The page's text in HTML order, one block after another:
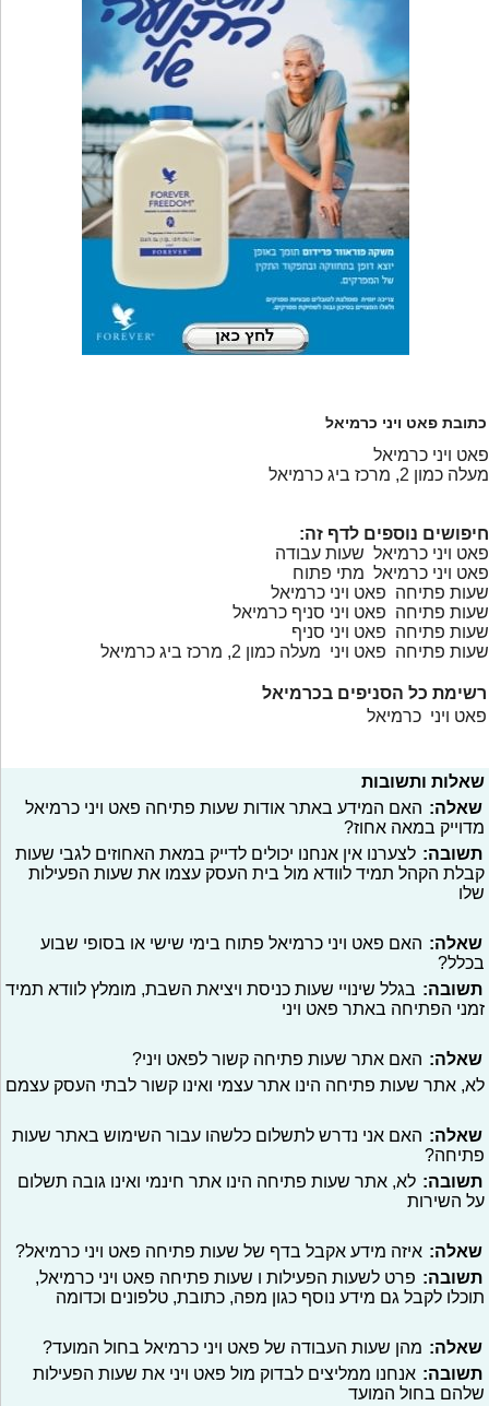
כתובת פאט ויני כרמיאל
פאט ויני כרמיאל
מעלה כמון 2, מרכז ביג כרמיאל
חיפושים נוספים לדף זה:
פאט ויני כרמיאל שעות עבודה
פאט ויני כרמיאל מתי פתוח
שעות פתיחה פאט ויני כרמיאל
שעות פתיחה פאט ויני סניף כרמיאל
שעות פתיחה פאט ויני סניף
שעות פתיחה פאט ויני מעלה כמון 2, מרכז ביג כרמיאל
רשימת כל הסניפים בכרמיאל
פאט ויני כרמיאל
שאלות ותשובות
שאלה: האם המידע באתר אודות שעות פתיחה פאט ויני כרמיאל
מדוייק במאה אחוז?
תשובה: לצערנו אין אנחנו יכולים לדייק במאת האחוזים לגבי שעות
קבלת הקהל תמיד לוודא מול בית העסק עצמו את שעות הפעילות
שלו
שאלה: האם פאט ויני כרמיאל פתוח בימי שישי או בסופי שבוע
בכלל?
תשובה: בגלל שינויי שעות כניסת ויציאת השבת, מומלץ לוודא תמיד
זמני הפתיחה באתר פאט ויני
שאלה: האם אתר שעות פתיחה קשור לפאט ויני?
לא, אתר שעות פתיחה הינו אתר עצמי ואינו קשור לבתי העסק עצמם
שאלה: האם אני נדרש לתשלום כלשהו עבור השימוש באתר שעות
פתיחה?
תשובה: לא, אתר שעות פתיחה הינו אתר חינמי ואינו גובה תשלום
על השירות
שאלה: איזה מידע אקבל בדף של שעות פתיחה פאט ויני כרמיאל?
תשובה: פרט לשעות הפעילות ו שעות פתיחה פאט ויני כרמיאל,
תוכלו לקבל גם מידע נוסף כגון מפה, כתובת, טלפונים וכדומה
שאלה: מהן שעות העבודה של פאט ויני כרמיאל בחול המועד?
תשובה: אנחנו ממליצים לבדוק מול פאט ויני את שעות הפעילות
שלהם בחול המועד